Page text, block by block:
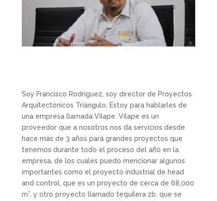
Soy Francisco Rodriguez, soy director de Proyectos
Arquitectónicos Triángulo. Estoy para hablarles de
una empresa llamada Vilape. Vilape es un
proveedor que a nosotros nos da servicios desde
hace más de 3 años para grandes proyectos que
tenemos durante todo el proceso del año en la
empresa, de los cuales puedo mencionar algunos
importantes como el proyecto industrial de head
and control, que es un proyecto de cerca de 68,000
m”, y otro proyecto llamado tequilera zb, que se